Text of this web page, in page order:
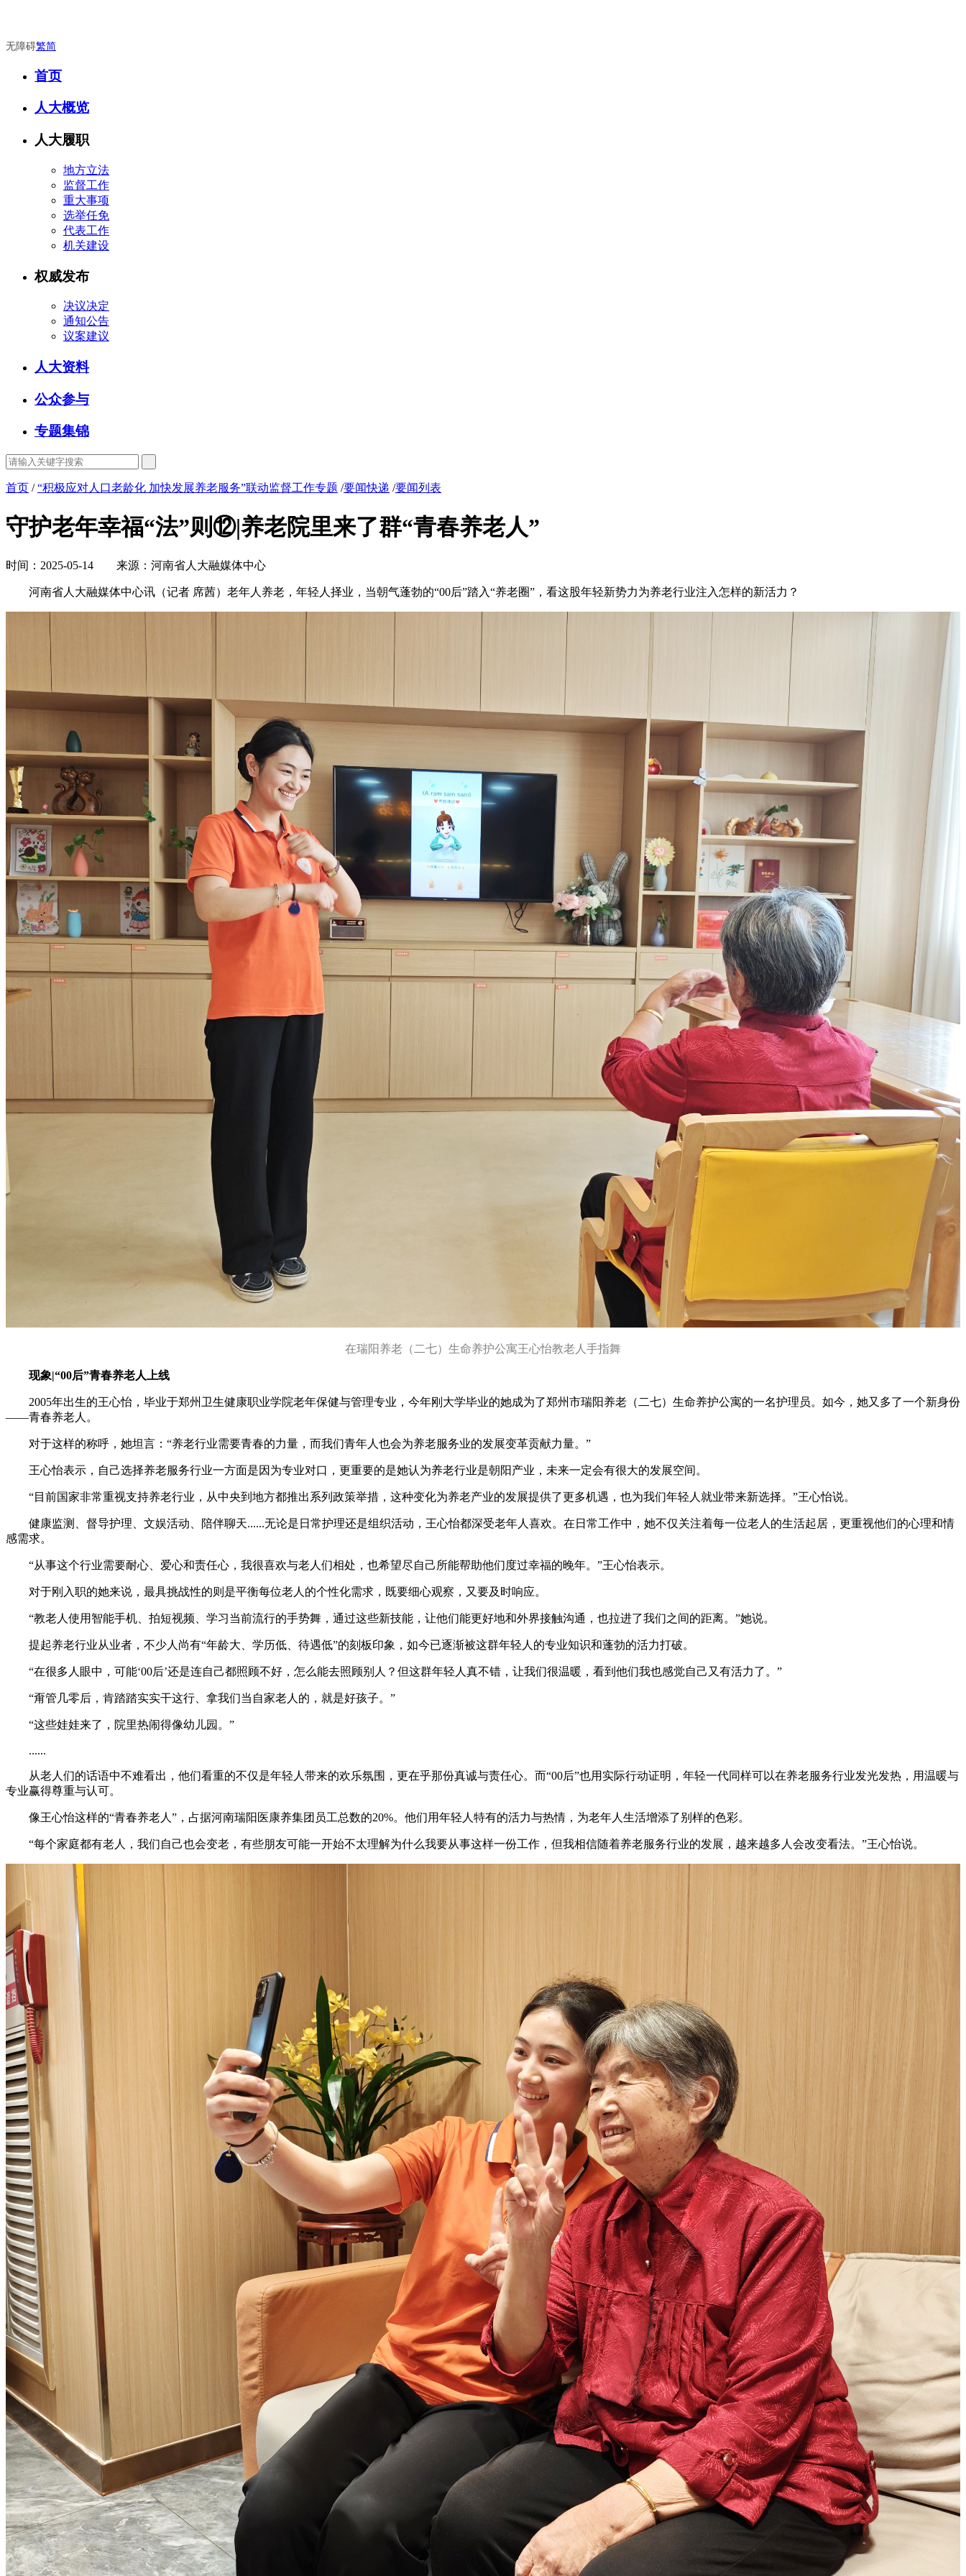
无障碍繁简
首页
人大概览
人大履职
地方立法
监督工作
重大事项
选举任免
代表工作
机关建设
权威发布
决议决定
通知公告
议案建议
人大资料
公众参与
专题集锦
首页 /“积极应对人口老龄化 加快发展养老服务”联动监督工作专题 /要闻快递 /要闻列表
守护老年幸福“法”则⑫|养老院里来了群“青春养老人”
时间：2025-05-14 来源：河南省人大融媒体中心
河南省人大融媒体中心讯（记者 席茜）老年人养老，年轻人择业，当朝气蓬勃的“00后”踏入“养老圈”，看这股年轻新势力为养老行业注入怎样的新活力？
在瑞阳养老（二七）生命养护公寓王心怡教老人手指舞
现象|“00后”青春养老人上线
2005年出生的王心怡，毕业于郑州卫生健康职业学院老年保健与管理专业，今年刚大学毕业的她成为了郑州市瑞阳养老（二七）生命养护公寓的一名护理员。如今，她又多了一个新身份
——青春养老人。
对于这样的称呼，她坦言：“养老行业需要青春的力量，而我们青年人也会为养老服务业的发展变革贡献力量。”
王心怡表示，自己选择养老服务行业一方面是因为专业对口，更重要的是她认为养老行业是朝阳产业，未来一定会有很大的发展空间。
“目前国家非常重视支持养老行业，从中央到地方都推出系列政策举措，这种变化为养老产业的发展提供了更多机遇，也为我们年轻人就业带来新选择。”王心怡说。
健康监测、督导护理、文娱活动、陪伴聊天......无论是日常护理还是组织活动，王心怡都深受老年人喜欢。在日常工作中，她不仅关注着每一位老人的生活起居，更重视他们的心理和情
感需求。
“从事这个行业需要耐心、爱心和责任心，我很喜欢与老人们相处，也希望尽自己所能帮助他们度过幸福的晚年。”王心怡表示。
对于刚入职的她来说，最具挑战性的则是平衡每位老人的个性化需求，既要细心观察，又要及时响应。
“教老人使用智能手机、拍短视频、学习当前流行的手势舞，通过这些新技能，让他们能更好地和外界接触沟通，也拉进了我们之间的距离。”她说。
提起养老行业从业者，不少人尚有“年龄大、学历低、待遇低”的刻板印象，如今已逐渐被这群年轻人的专业知识和蓬勃的活力打破。
“在很多人眼中，可能‘00后’还是连自己都照顾不好，怎么能去照顾别人？但这群年轻人真不错，让我们很温暖，看到他们我也感觉自己又有活力了。”
“甭管几零后，肯踏踏实实干这行、拿我们当自家老人的，就是好孩子。”
“这些娃娃来了，院里热闹得像幼儿园。”
......
从老人们的话语中不难看出，他们看重的不仅是年轻人带来的欢乐氛围，更在乎那份真诚与责任心。而“00后”也用实际行动证明，年轻一代同样可以在养老服务行业发光发热，用温暖与
专业赢得尊重与认可。
像王心怡这样的“青春养老人”，占据河南瑞阳医康养集团员工总数的20%。他们用年轻人特有的活力与热情，为老年人生活增添了别样的色彩。
“每个家庭都有老人，我们自己也会变老，有些朋友可能一开始不太理解为什么我要从事这样一份工作，但我相信随着养老服务行业的发展，越来越多人会改变看法。”王心怡说。